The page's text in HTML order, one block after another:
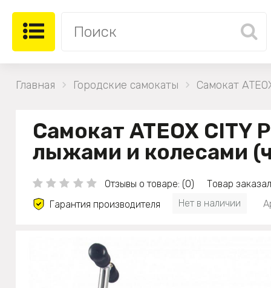
Главная Городские самокаты Самокат
Самокат ATEOX CITY
лыжами и колесами
Отзывы о товаре: (0)
Товар
Гарантия производителя
Нет в наличии